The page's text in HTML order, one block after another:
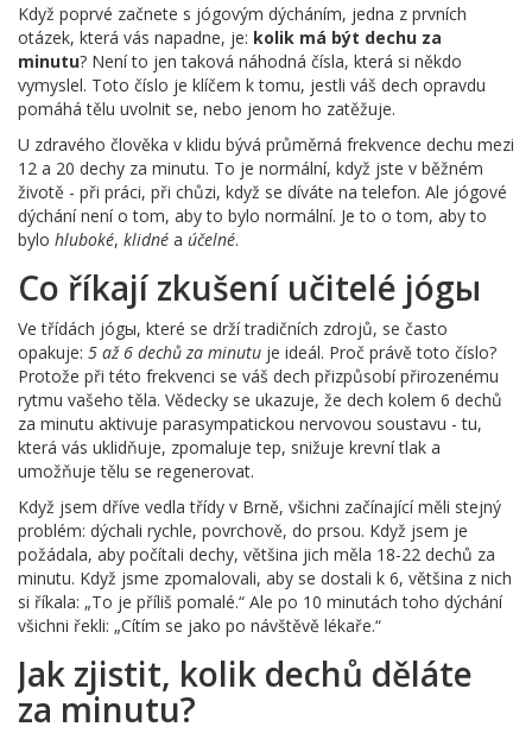
Když poprvé začnete s jógovým dýcháním, jedna z prvních
otázek, která vás napadne, je: kolik má být dechu za
minutu? Není to jen taková náhodná čísla, která si někdo
vymyslel. Toto číslo je klíčem k tomu, jestli váš dech opravdu
pomáhá tělu uvolnit se, nebo jenom ho zatěžuje.
U zdravého člověka v klidu bývá průměrná frekvence dechu mezi
12 a 20 dechy za minutu. To je normální, když jste v běžném
životě - při práci, při chůzi, když se díváte na telefon. Ale jógové
dýchání není o tom, aby to bylo normální. Je to o tom, aby to
bylo hluboké, klidné a účelné.
Co říkají zkušení učitelé jógы
Ve třídách jógы, které se drží tradičních zdrojů, se často
opakuje: 5 až 6 dechů za minutu je ideál. Proč právě toto číslo?
Protože při této frekvenci se váš dech přizpůsobí přirozenému
rytmu vašeho těla. Vědecky se ukazuje, že dech kolem 6 dechů
za minutu aktivuje parasympatickou nervovou soustavu - tu,
která vás uklidňuje, zpomaluje tep, snižuje krevní tlak a
umožňuje tělu se regenerovat.
Když jsem dříve vedla třídy v Brně, všichni začínající měli stejný
problém: dýchali rychle, povrchově, do prsou. Když jsem je
požádala, aby počítali dechy, většina jich měla 18-22 dechů za
minutu. Když jsme zpomalovali, aby se dostali k 6, většina z nich
si říkala: „To je příliš pomalé.“ Ale po 10 minutách toho dýchání
všichni řekli: „Cítím se jako po návštěvě lékaře.“
Jak zjistit, kolik dechů děláte
za minutu?